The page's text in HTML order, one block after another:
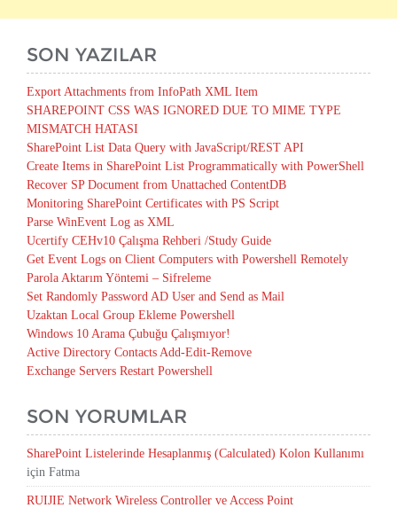
SON YAZILAR
Export Attachments from InfoPath XML Item
SHAREPOINT CSS WAS IGNORED DUE TO MIME TYPE
MISMATCH HATASI
SharePoint List Data Query with JavaScript/REST API
Create Items in SharePoint List Programmatically with PowerShell
Recover SP Document from Unattached ContentDB
Monitoring SharePoint Certificates with PS Script
Parse WinEvent Log as XML
Ucertify CEHv10 Çalışma Rehberi /Study Guide
Get Event Logs on Client Computers with Powershell Remotely
Parola Aktarım Yöntemi – Sifreleme
Set Randomly Password AD User and Send as Mail
Uzaktan Local Group Ekleme Powershell
Windows 10 Arama Çubuğu Çalışmıyor!
Active Directory Contacts Add-Edit-Remove
Exchange Servers Restart Powershell
SON YORUMLAR
SharePoint Listelerinde Hesaplanmış (Calculated) Kolon Kullanımı
için Fatma
RUIJIE Network Wireless Controller ve Access Point